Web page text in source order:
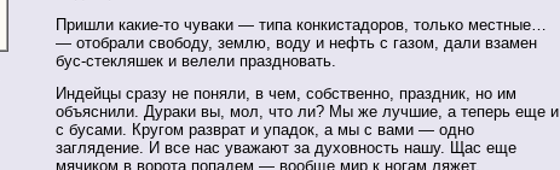
Пришли какие-то чуваки — типа конкистадоров, только местные…
— отобрали свободу, землю, воду и нефть с газом, дали взамен
бус-стекляшек и велели праздновать.
Индейцы сразу не поняли, в чем, собственно, праздник, но им
объяснили. Дураки вы, мол, что ли? Мы же лучшие, а теперь еще и
с бусами. Кругом разврат и упадок, а мы с вами — одно
заглядение. И все нас уважают за духовность нашу. Щас еще
мячиком в ворота попадем — вообще мир к ногам ляжет.